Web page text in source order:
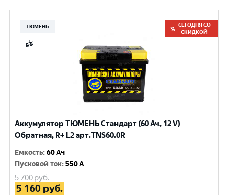
ТЮМЕНЬ
СЕГОДНЯ СО
СКИДКОЙ
Аккумулятор ТЮМЕНЬ Стандарт (60 Ач, 12 V)
Обратная, R+ L2 арт.TNS60.0R
Емкость:60 Ач
Пусковой ток:550 A
5 700руб.
5 160 руб.